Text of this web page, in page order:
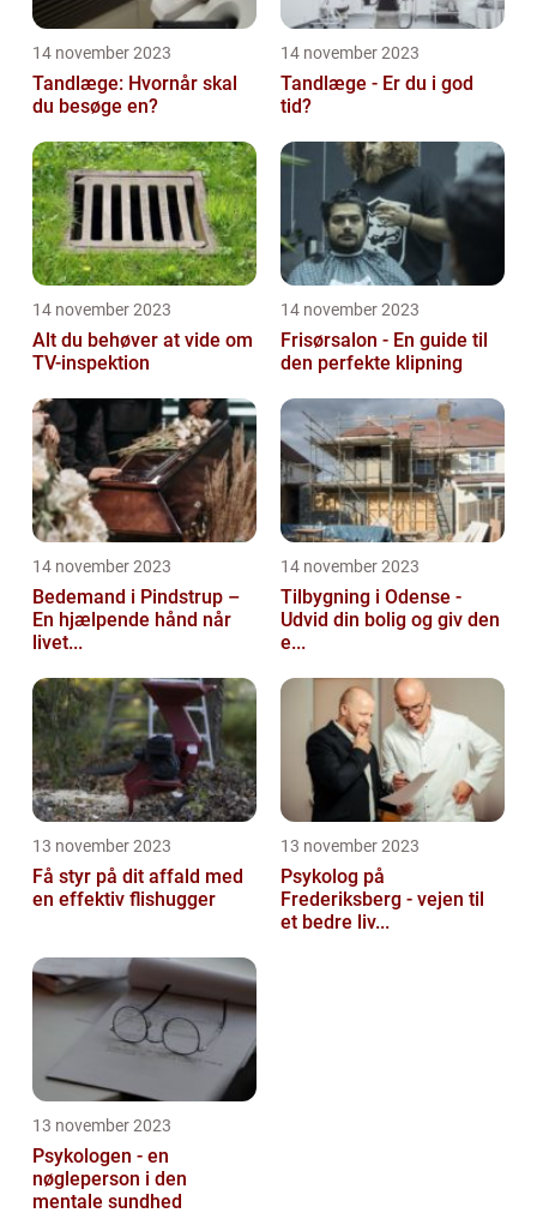
14 november 2023
Tandlæge: Hvornår skal
du besøge en?
14 november 2023
Tandlæge - Er du i god
tid?
14 november 2023
Alt du behøver at vide om
TV-inspektion
14 november 2023
Frisørsalon - En guide til
den perfekte klipning
14 november 2023
Bedemand i Pindstrup –
En hjælpende hånd når
livet...
14 november 2023
Tilbygning i Odense -
Udvid din bolig og giv den
e...
13 november 2023
Få styr på dit affald med
en effektiv flishugger
13 november 2023
Psykolog på
Frederiksberg - vejen til
et bedre liv...
13 november 2023
Psykologen - en
nøgleperson i den
mentale sundhed